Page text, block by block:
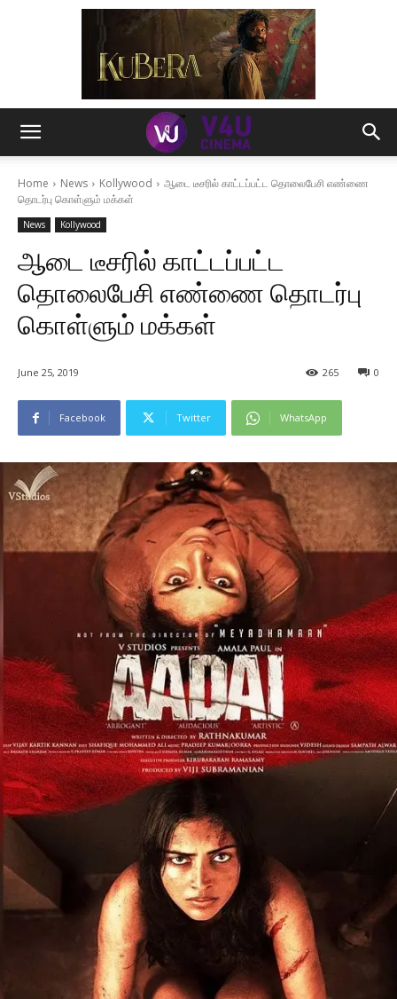
Home News Kollywood
ஆடை டீசரில் காட்டப்பட்ட தொலைபேசி எண்ணை
தொடர்பு கொள்ளும் மக்கள்
News Kollywood
ஆடை டீசரில் காட்டப்பட்ட
தொலைபேசி எண்ணை தொடர்பு
கொள்ளும் மக்கள்
June 25, 2019 0
265
Facebook Twitter WhatsApp